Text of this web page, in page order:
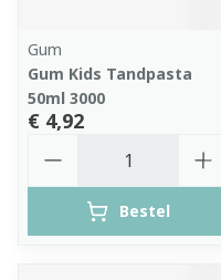
Gum
Gum Kids Tandpasta
50ml 3000
€ 4,92
Bestel